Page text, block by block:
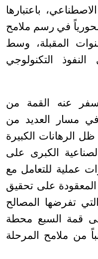
باعتبارها
في رسم ملامح
المقبلة، وسط
التكنولوجي
عنه القمة من
مسار العديد من
الرهانات الكبيرة
الكبرى على
عملية للتعامل مع
المعقودة على تحقيق
تفرضها المصالح
قمة السبع محطة
من ملامح المرحلة